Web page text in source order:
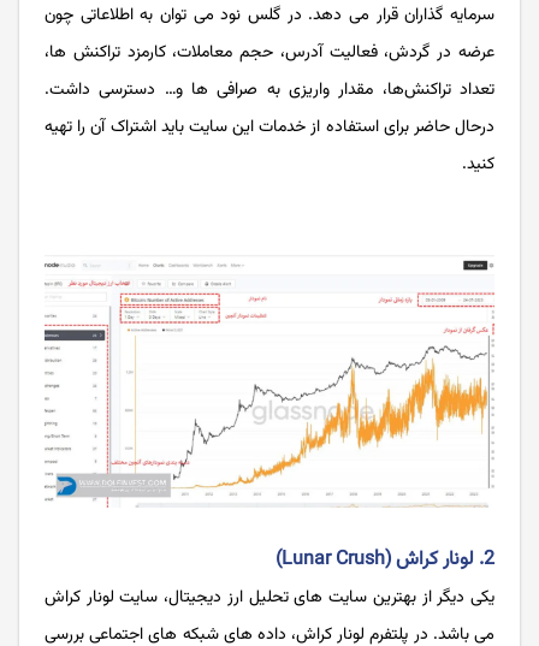
سرمایه گذاران قرار می دهد. در گلس نود می توان به اطلاعاتی چون
عرضه در گردش، فعالیت آدرس، حجم معاملات، کارمزد تراکنش ها،
تعداد تراکنش‌ها، مقدار واریزی به صرافی ها و… دسترسی داشت.
درحال حاضر برای استفاده از خدمات این سایت باید اشتراک آن را تهیه
کنید.
2. لونار کراش (Lunar Crush)
یکی دیگر از بهترین سایت های تحلیل ارز دیجیتال، سایت لونار کراش
می باشد. در پلتفرم لونار کراش، داده های شبکه های اجتماعی بررسی